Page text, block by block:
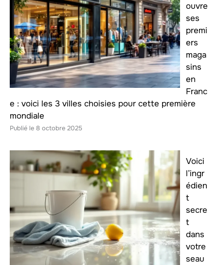
ouvre
ses
premi
ers
maga
sins
en
Franc
e : voici les 3 villes choisies pour cette première
mondiale
8 octobre 2025
Voici
l’ingr
édien
t
secre
t
dans
votre
seau